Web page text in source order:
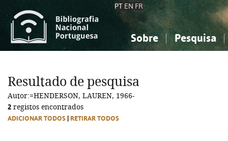
PT EN FR
Sobre Pesquisa
Ciências sociais...
Ciências sociais...
Resultado de pesquisa
Autor:=HENDERSON, LAUREN, 1966-
2 registos encontrados
ADICIONAR TODOS RETIRAR TODOS